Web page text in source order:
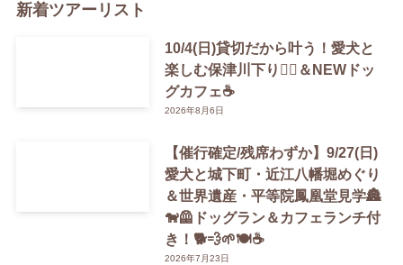
新着ツアーリスト
10/4(日)貸切だから叶う！愛犬と
楽しむ保津川下り🚣‍♀️＆NEWドッ
グカフェ☕️
2026年8月6日
【催行確定/残席わずか】9/27(日)
愛犬と城下町・近江八幡堀めぐり
＆世界遺産・平等院鳳凰堂見学🏯
🐕‍🦺ドッグラン＆カフェランチ付
き！🐕💨🌱🍽️☕️
2026年7月23日